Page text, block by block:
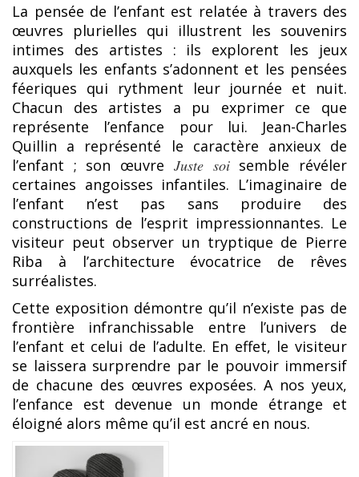
La pensée de l’enfant est relatée à travers des
œuvres plurielles qui illustrent les souvenirs
intimes des artistes : ils explorent les jeux
auxquels les enfants s’adonnent et les pensées
féeriques qui rythment leur journée et nuit.
Chacun des artistes a pu exprimer ce que
représente l’enfance pour lui. Jean-Charles
Quillin a représenté le caractère anxieux de
l’enfant ; son œuvre Juste soisemble révéler
certaines angoisses infantiles. L’imaginaire de
l’enfant n’est pas sans produire des
constructions de l’esprit impressionnantes. Le
visiteur peut observer un tryptique de Pierre
Riba à l’architecture évocatrice de rêves
surréalistes.
Cette exposition démontre qu’il n’existe pas de
frontière infranchissable entre l’univers de
l’enfant et celui de l’adulte. En effet, le visiteur
se laissera surprendre par le pouvoir immersif
de chacune des œuvres exposées. A nos yeux,
l’enfance est devenue un monde étrange et
éloigné alors même qu’il est ancré en nous.